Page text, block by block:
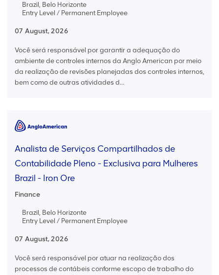
Brazil, Belo Horizonte
Entry Level / Permanent Employee
07 August, 2026
Você será responsável por garantir a adequação do
ambiente de controles internos da Anglo American por meio
da realização de revisões planejadas dos controles internos,
bem como de outras atividades d...
Analista de Serviços Compartilhados de
Contabilidade Pleno - Exclusiva para Mulheres
Brazil - Iron Ore
Finance
Brazil, Belo Horizonte
Entry Level / Permanent Employee
07 August, 2026
Você será responsável por atuar na realização dos
processos de contábeis conforme escopo de trabalho do